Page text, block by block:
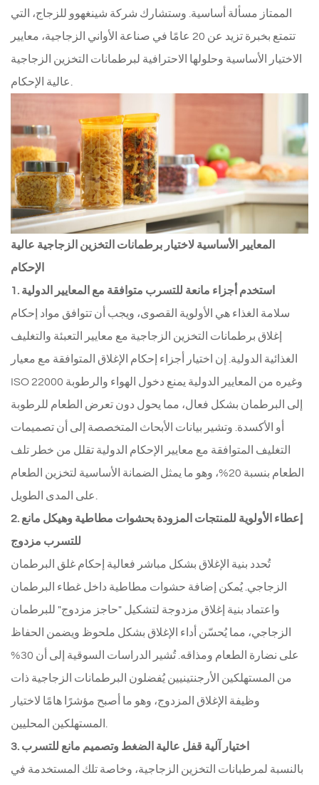
الممتاز مسألة أساسية. وستشارك شركة شينغهوو للزجاج، التي
تتمتع بخبرة تزيد عن 20 عامًا في صناعة الأواني الزجاجية، معايير
الاختيار الأساسية وحلولها الاحترافية لبرطمانات التخزين الزجاجية
المعايير الأساسية لاختيار برطمانات التخزين الزجاجية عالية
الإحكام
1. استخدم أجزاء مانعة للتسرب متوافقة مع المعايير الدولية
سلامة الغذاء هي الأولوية القصوى، ويجب أن تتوافق مواد إحكام
إغلاق برطمانات التخزين الزجاجية مع معايير التعبئة والتغليف
الغذائية الدولية. إن اختيار أجزاء إحكام الإغلاق المتوافقة مع معيار
ISO 22000 وغيره من المعايير الدولية يمنع دخول الهواء والرطوبة
إلى البرطمان بشكل فعال، مما يحول دون تعرض الطعام للرطوبة
أو الأكسدة. وتشير بيانات الأبحاث المتخصصة إلى أن تصميمات
التغليف المتوافقة مع معايير الإحكام الدولية تقلل من خطر تلف
الطعام بنسبة 20%، وهو ما يمثل الضمانة الأساسية لتخزين الطعام
2. إعطاء الأولوية للمنتجات المزودة بحشوات مطاطية وهيكل مانع
للتسرب مزدوج
تُحدد بنية الإغلاق بشكل مباشر فعالية إحكام غلق البرطمان
الزجاجي. يُمكن إضافة حشوات مطاطية داخل غطاء البرطمان
واعتماد بنية إغلاق مزدوجة لتشكيل "حاجز مزدوج" للبرطمان
الزجاجي، مما يُحسّن أداء الإغلاق بشكل ملحوظ ويضمن الحفاظ
على نضارة الطعام ومذاقه. تُشير الدراسات السوقية إلى أن 30%
من المستهلكين الأرجنتينيين يُفضلون البرطمانات الزجاجية ذات
وظيفة الإغلاق المزدوج، وهو ما أصبح مؤشرًا هامًا لاختيار
3. اختيار آلية قفل عالية الضغط وتصميم مانع للتسرب
بالنسبة لمرطبانات التخزين الزجاجية، وخاصة تلك المستخدمة في